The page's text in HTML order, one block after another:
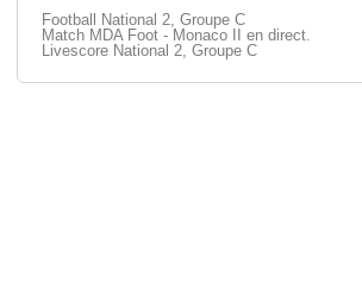
Football National 2, Groupe C
Match MDA Foot - Monaco II en direct.
Livescore National 2, Groupe C